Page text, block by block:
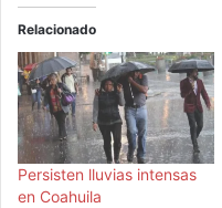
Relacionado
Persisten lluvias intensas
en Coahuila